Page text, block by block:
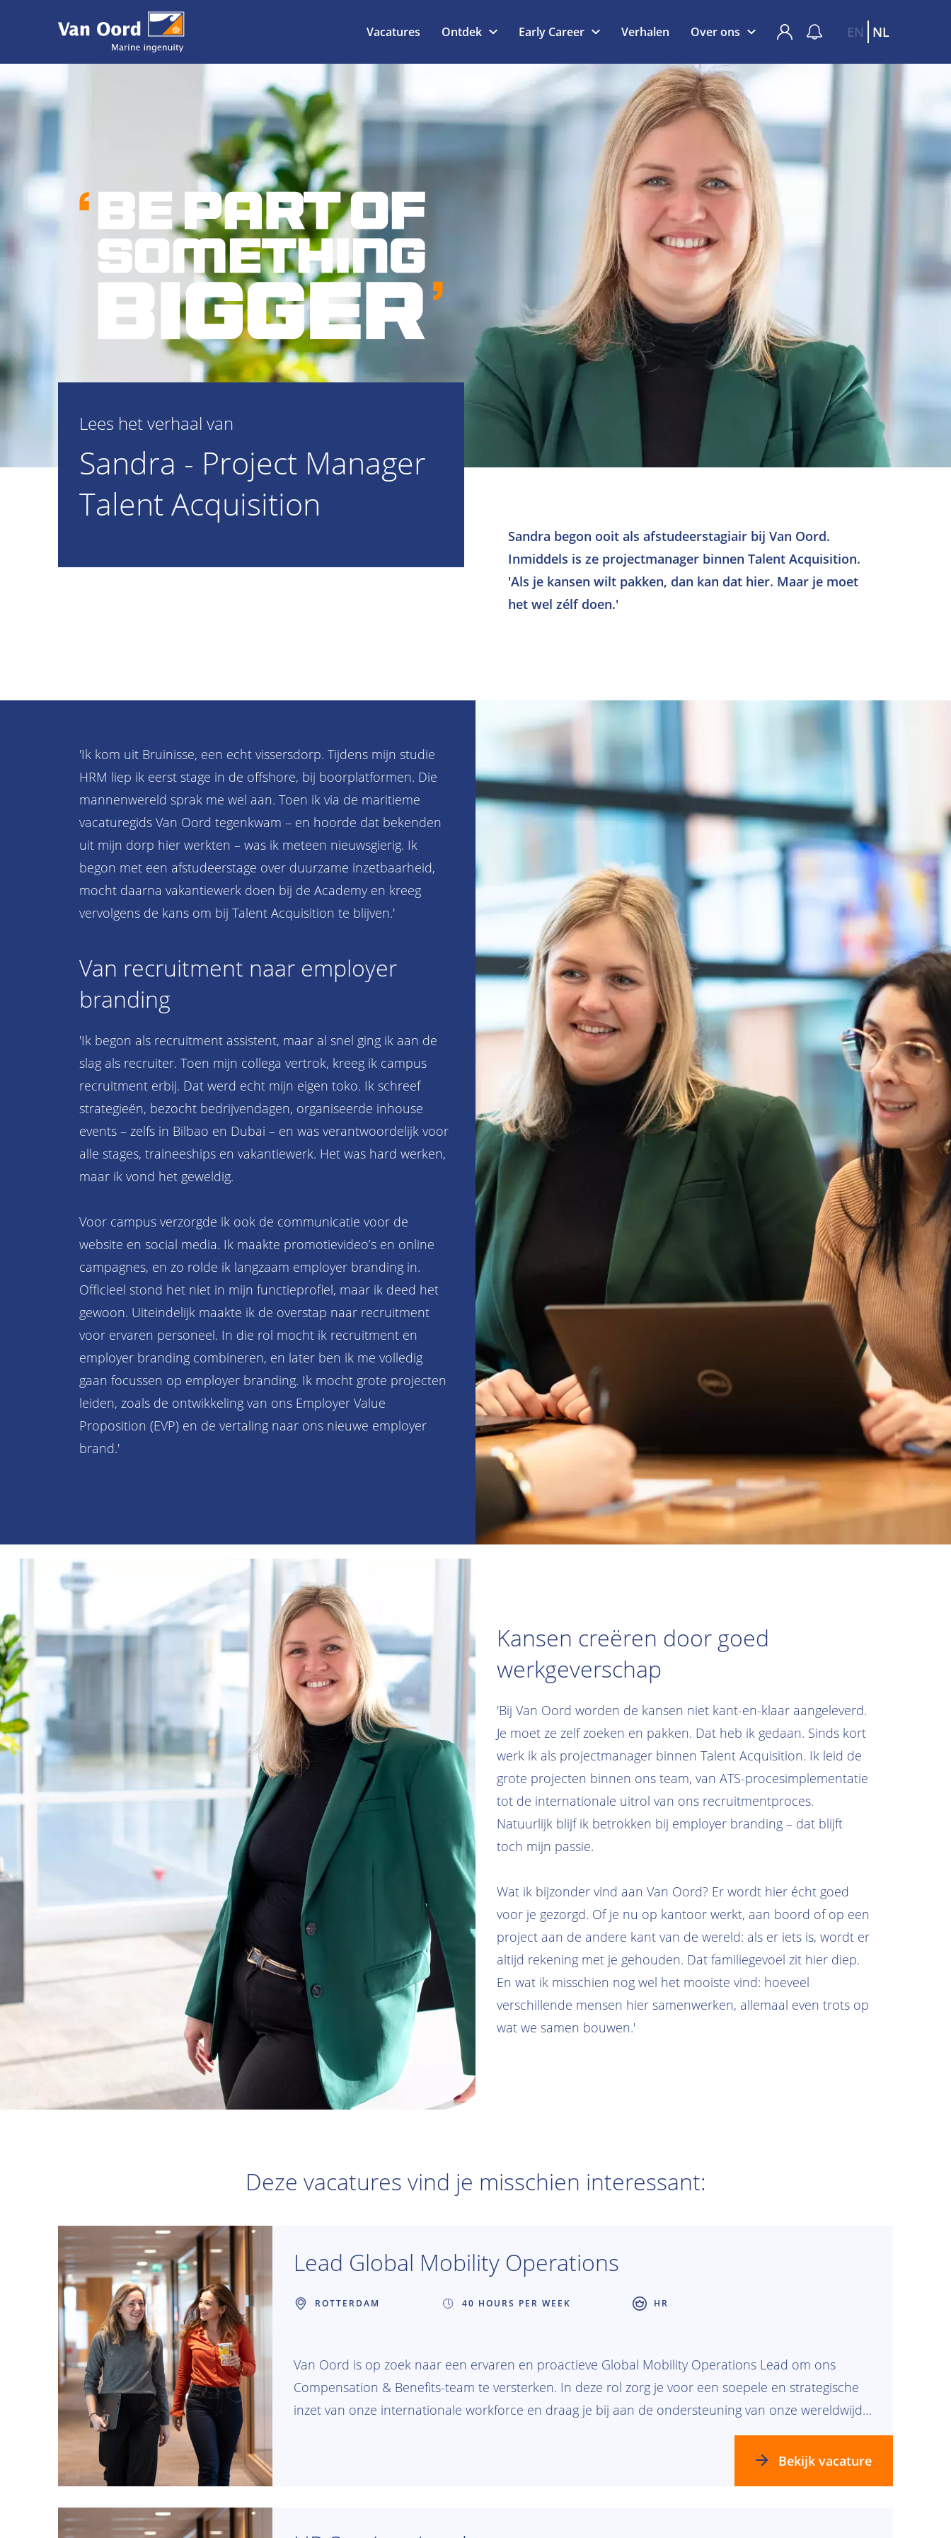
Vacatures Ontdek Early Career Verhalen Over ons EN NL
Lees het verhaal van
Sandra - Project Manager
Talent Acquisition
Sandra begon ooit als afstudeerstagiair bij Van Oord.
Inmiddels is ze projectmanager binnen Talent Acquisition.
'Als je kansen wilt pakken, dan kan dat hier. Maar je moet
het wel zélf doen.'
'Ik kom uit Bruinisse, een echt vissersdorp. Tijdens mijn studie
HRM liep ik eerst stage in de offshore, bij boorplatformen. Die
mannenwereld sprak me wel aan. Toen ik via de maritieme
vacaturegids Van Oord tegenkwam – en hoorde dat bekenden
uit mijn dorp hier werkten – was ik meteen nieuwsgierig. Ik
begon met een afstudeerstage over duurzame inzetbaarheid,
mocht daarna vakantiewerk doen bij de Academy en kreeg
vervolgens de kans om bij Talent Acquisition te blijven.'
Van recruitment naar employer
branding
'Ik begon als recruitment assistent, maar al snel ging ik aan de
slag als recruiter. Toen mijn collega vertrok, kreeg ik campus
recruitment erbij. Dat werd echt mijn eigen toko. Ik schreef
strategieën, bezocht bedrijvendagen, organiseerde inhouse
events – zelfs in Bilbao en Dubai – en was verantwoordelijk voor
alle stages, traineeships en vakantiewerk. Het was hard werken,
maar ik vond het geweldig.
Voor campus verzorgde ik ook de communicatie voor de
website en social media. Ik maakte promotievideo’s en online
campagnes, en zo rolde ik langzaam employer branding in.
Officieel stond het niet in mijn functieprofiel, maar ik deed het
gewoon. Uiteindelijk maakte ik de overstap naar recruitment
voor ervaren personeel. In die rol mocht ik recruitment en
employer branding combineren, en later ben ik me volledig
gaan focussen op employer branding. Ik mocht grote projecten
leiden, zoals de ontwikkeling van ons Employer Value
Proposition (EVP) en de vertaling naar ons nieuwe employer
brand.'
Kansen creëren door goed
werkgeverschap
'Bij Van Oord worden de kansen niet kant-en-klaar aangeleverd.
Je moet ze zelf zoeken en pakken. Dat heb ik gedaan. Sinds kort
werk ik als projectmanager binnen Talent Acquisition. Ik leid de
grote projecten binnen ons team, van ATS-procesimplementatie
tot de internationale uitrol van ons recruitmentproces.
Natuurlijk blijf ik betrokken bij employer branding – dat blijft
toch mijn passie.
Wat ik bijzonder vind aan Van Oord? Er wordt hier écht goed
voor je gezorgd. Of je nu op kantoor werkt, aan boord of op een
project aan de andere kant van de wereld: als er iets is, wordt er
altijd rekening met je gehouden. Dat familiegevoel zit hier diep.
En wat ik misschien nog wel het mooiste vind: hoeveel
verschillende mensen hier samenwerken, allemaal even trots op
wat we samen bouwen.'
Deze vacatures vind je misschien interessant:
Lead Global Mobility Operations
ROTTERDAM 40 HOURS PER WEEK HR
Van Oord is op zoek naar een ervaren en proactieve Global Mobility Operations Lead om ons
Compensation & Benefits-team te versterken. In deze rol zorg je voor een soepele en strategische
inzet van onze internationale workforce en draag je bij aan de ondersteuning van onze wereldwijde
activiteiten, geheel in lijn met onze missie om een betere wereld te creëren voor toekomstige
generaties. Sluit je aan bij Van Oord en speel een belangrijke rol in het managen van de complexe
Bekijk vacature